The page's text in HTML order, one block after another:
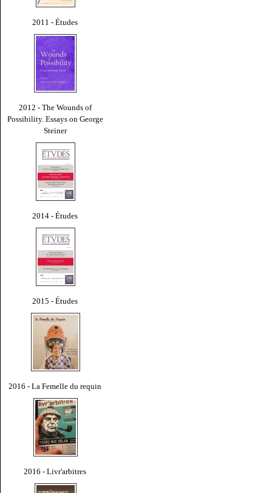
2011 - Études
2012 - The Wounds of
Possibility. Essays on George
Steiner
2014 - Études
2015 - Études
2016 - La Femelle du requin
2016 - Livr'arbitres